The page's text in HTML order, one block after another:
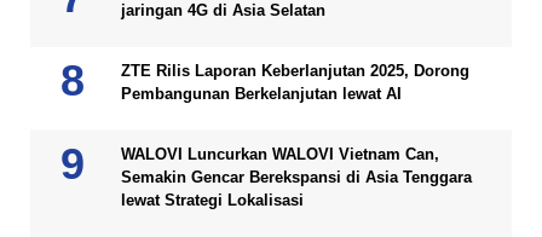
jaringan 4G di Asia Selatan
ZTE Rilis Laporan Keberlanjutan 2025, Dorong
Pembangunan Berkelanjutan lewat AI
WALOVI Luncurkan WALOVI Vietnam Can,
Semakin Gencar Berekspansi di Asia Tenggara
lewat Strategi Lokalisasi